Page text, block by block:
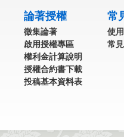
論著授權
徵集論著
啟用授權專區
權利金計算說明
授權合約書下載
投稿基本資料表
常
使
常